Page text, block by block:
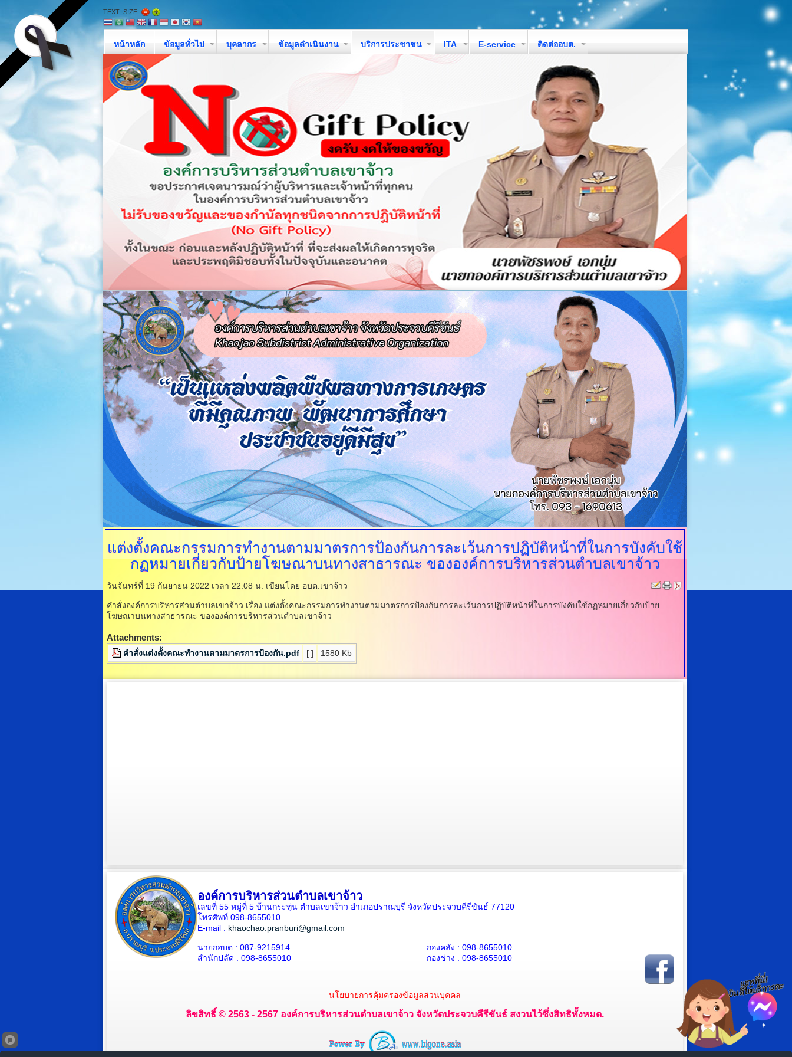
TEXT_SIZE
หน้าหลัก ข้อมูลทั่วไป บุคลากร ข้อมูลดำเนินงาน บริการประชาชน ITA E-service ติดต่ออบต.
แต่งตั้งคณะกรรมการทำงานตามมาตรการป้องกันการละเว้นการปฏิบัติหน้าที่ในการบังคับใช้
กฏหมายเกี่ยวกับป้ายโฆษณาบนทางสาธารณะ ขององค์การบริหารส่วนตำบลเขาจ้าว
วันจันทร์ที่ 19 กันยายน 2022 เวลา 22:08 น. เขียนโดย อบต.เขาจ้าว
คำสั่งองค์การบริหารส่วนตำบลเขาจ้าว เรื่อง แต่งตั้งคณะกรรมการทำงานตามมาตรการป้องกันการละเว้นการปฏิบัติหน้าที่ในการบังคับใช้กฏหมายเกี่ยวกับป้าย
โฆษณาบนทางสาธารณะ ขององค์การบริหารส่วนตำบลเขาจ้าว
Attachments:
คำสั่งแต่งตั้งคณะทำงานตามมาตรการป้องกัน.pdf [ ] 1580 Kb
องค์การบริหารส่วนตำบลเขาจ้าว
เลขที่ 55 หมู่ที่ 5 บ้านกระทุ่น ตำบลเขาจ้าว อำเภอปราณบุรี จังหวัดประจวบคีรีขันธ์ 77120
โทรศัพท์ 098-8655010
E-mail : khaochao.pranburi@gmail.com
นายกอบต : 087-9215914
สำนักปลัด : 098-8655010
กองคลัง : 098-8655010
กองช่าง : 098-8655010
นโยบายการคุ้มครองข้อมูลส่วนบุคคล
ลิขสิทธิ์ © 2563 - 2567 องค์การบริหารส่วนตำบลเขาจ้าว จังหวัดประจวบคีรีขันธ์ สงวนไว้ซึ่งสิทธิทั้งหมด.